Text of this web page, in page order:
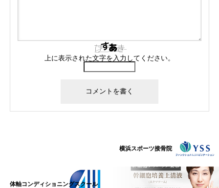
上に表示された文字を入力してください。
横浜スポーツ接骨院
体軸コンディショニングスクール